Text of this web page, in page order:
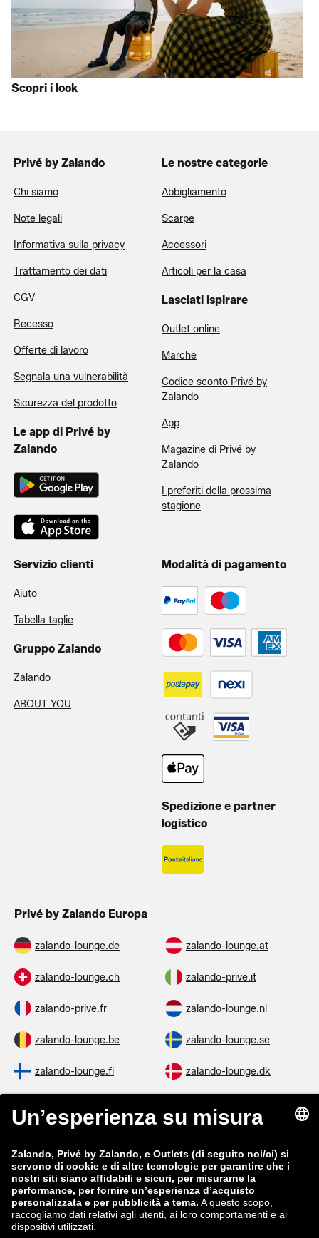
Gli essenziali alla base della tua routine di moda estiva. Dalle
iconeBirkenstock e dal denimLevi’sallamoda maree agli
abiti
che cambiano drasticamente lo stile: abbiamo scovato per te
solo il meglio con uno sconto fino al 75% sul MSRP. Chiudi le
valigie
e parti. ConONLYe molto altro.
Scopri i look
Privé by Zalando
Chi siamo
Note legali
Informativa sulla privacy
Trattamento dei dati
CGV
Recesso
Offerte di lavoro
Segnala una vulnerabilità
Sicurezza del prodotto
Le app di Privé by
Zalando
Le nostre categorie
Abbigliamento
Scarpe
Accessori
Articoli per la casa
Lasciati ispirare
Outlet online
Marche
Codice sconto Privé by
Zalando
App
Magazine di Privé by
Zalando
I preferiti della prossima
stagione
Servizio clienti
Aiuto
Tabella taglie
Gruppo Zalando
Zalando
ABOUT YOU
Modalità di pagamento
Spedizione e partner
logistico
Privé by Zalando Europa
zalando-lounge.de zalando-lounge.at
zalando-lounge.ch zalando-prive.it
zalando-prive.fr zalando-lounge.nl
zalando-lounge.be zalando-lounge.se
zalando-lounge.fi zalando-lounge.dk
zalando-lounge.lt zalando-lounge.sk
zalando-lounge.ro zalando-lounge.hr
zalando-lounge.si